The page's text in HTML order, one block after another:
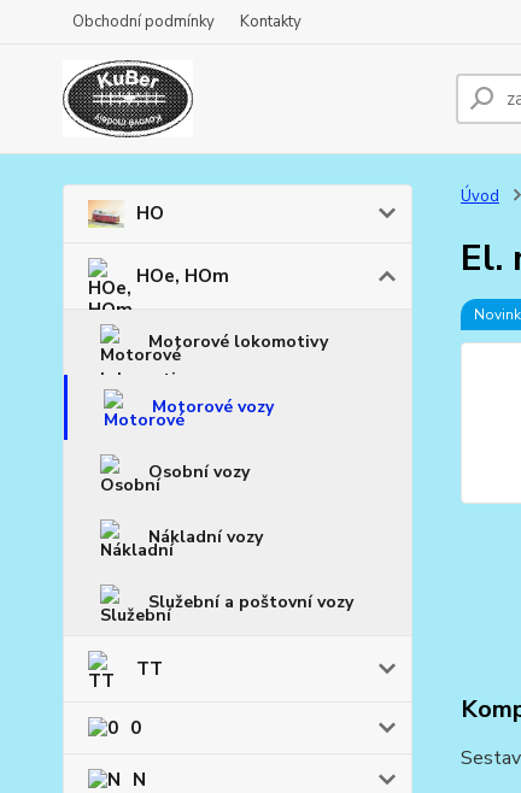
Obchodní podmínky Kontakty
HO
HOe, HOm
Motorové lokomotivy
Motorové vozy
Osobní vozy
Nákladní vozy
Služební a poštovní vozy
TT
0
N
Úvod
El.